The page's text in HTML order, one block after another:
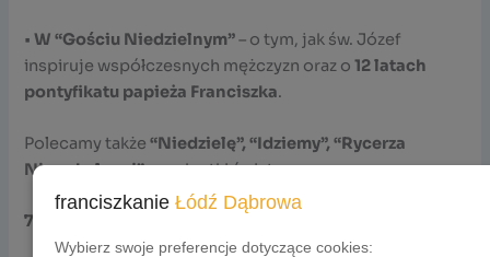
•W “Gościu Niedzielnym”– o tym, jak św. Józef
inspiruje współczesnych mężczyzn oraz o12 latach
pontyfikatu papieża Franciszka.
Polecamy także“Niedzielę”, “Idziemy”, “Rycerza
Niepokalanej”oraz kartki świąteczne.
7. Zmarli
franciszkanie Łódź Dąbrowa
Wybierz swoje preferencje dotyczące cookies: